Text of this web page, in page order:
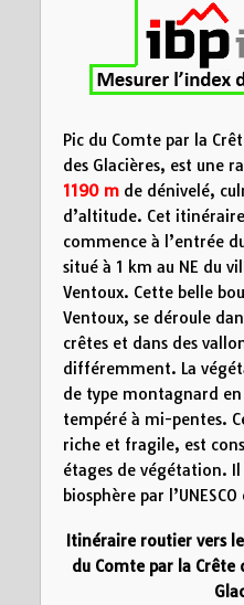
Distance (km)
Pic du Comte par la
des Glacières, est une
1190 mde dénivelé,
d’altitude. Cet
commence à l’entrée
situé à 1 km au NE du
Ventoux. Cette belle
Ventoux, se déroule
crêtes et dans des
différemment. La
de type montagnard
tempéré à mi-pentes.
riche et fragile, est
étages de végétation. Il
biosphère par
Itinéraire routier vers
du Comte par la Crête